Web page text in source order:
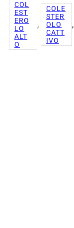
COL
EST
ERO
LO
ALT
O
,
COLE
STER
OLO
CATT
IVO
,